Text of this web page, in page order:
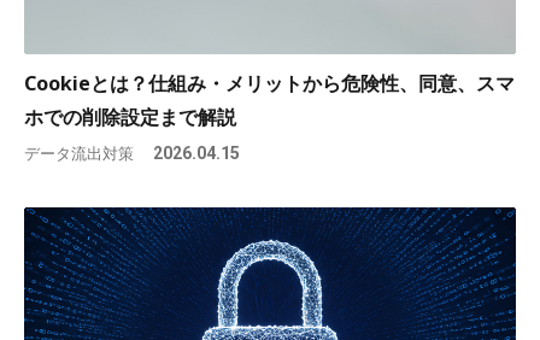
Cookieとは？仕組み・メリットから危険性、同意、スマ
ホでの削除設定まで解説
データ流出対策 2026.04.15